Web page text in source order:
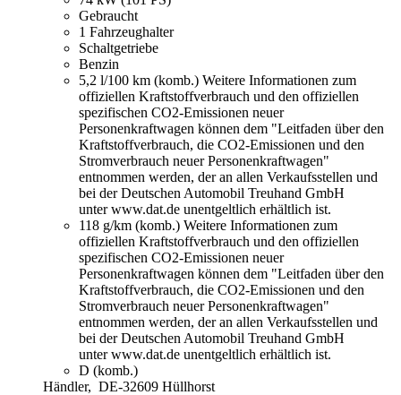
Gebraucht
1 Fahrzeughalter
Schaltgetriebe
Benzin
5,2 l/100 km (komb.) Weitere Informationen zum
offiziellen Kraftstoffverbrauch und den offiziellen
spezifischen CO2-Emissionen neuer
Personenkraftwagen können dem "Leitfaden über den
Kraftstoffverbrauch, die CO2-Emissionen und den
Stromverbrauch neuer Personenkraftwagen"
entnommen werden, der an allen Verkaufsstellen und
bei der Deutschen Automobil Treuhand GmbH
unter www.dat.de unentgeltlich erhältlich ist.
118 g/km (komb.) Weitere Informationen zum
offiziellen Kraftstoffverbrauch und den offiziellen
spezifischen CO2-Emissionen neuer
Personenkraftwagen können dem "Leitfaden über den
Kraftstoffverbrauch, die CO2-Emissionen und den
Stromverbrauch neuer Personenkraftwagen"
entnommen werden, der an allen Verkaufsstellen und
bei der Deutschen Automobil Treuhand GmbH
unter www.dat.de unentgeltlich erhältlich ist.
D (komb.)
Händler, DE-32609 Hüllhorst